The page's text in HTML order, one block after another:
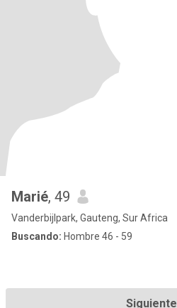
Marié, 49
Vanderbijlpark, Gauteng, Sur Africa
Buscando: Hombre 46 - 59
Siguiente